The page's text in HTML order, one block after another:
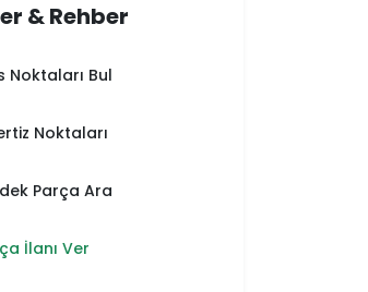
& Rehber
Noktaları Bul
Noktaları
Parça Ara
İlanı Ver